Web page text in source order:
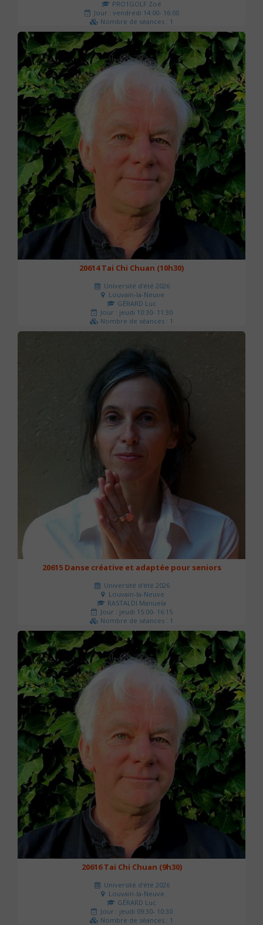
PRO1GOLF Zoé
Jour : vendredi 14:00- 16:00
Nombre de séances : 1
45 €
20614 Tai Chi Chuan (10h30)
Université d'été 2026
Louvain-la-Neuve
GÉRARD Luc
Jour : jeudi 10:30- 11:30
Nombre de séances : 1
0 €
20615 Danse créative et adaptée pour seniors
Université d'été 2026
Louvain-la-Neuve
RASTALDI Manuela
Jour : jeudi 15:00- 16:15
Nombre de séances : 1
0 €
20616 Tai Chi Chuan (9h30)
Université d'été 2026
Louvain-la-Neuve
GÉRARD Luc
Jour : jeudi 09:30- 10:30
Nombre de séances : 1